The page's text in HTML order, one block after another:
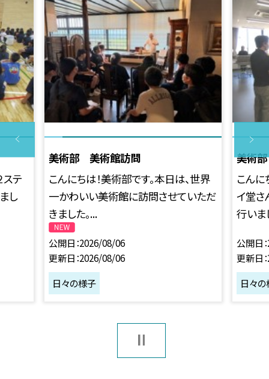
ステ
し
美術部 美術館訪問
こんにちは！美術部です。本日は、世界
一かわいい美術館に訪問させていただ
きました。...
公開日 2026/08/06
更新日 2026/08/06
日々の様子
美術
こんに
イ堂さ
行いま
公開日
更新日
日々